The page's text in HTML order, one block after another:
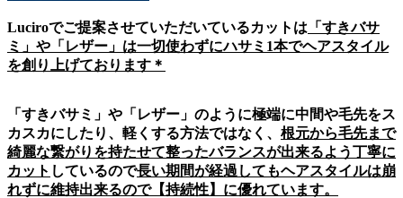
Luciroでご提案させていただいているカットは 「すきバサ
ミ」や「レザー」は一切使わずにハサミ1本でヘアスタイル
を創り上げております＊
「すきバサミ」や「レザー」のように極端に中間や毛先をス
カスカにしたり、軽くする方法ではなく、 根元から毛先まで
綺麗な繋がりを持たせて整ったバランスが出来るよう丁寧に
カット しているので長い期間が経過してもヘアスタイルは崩
れずに維持出来るので【持続性】に優れています。